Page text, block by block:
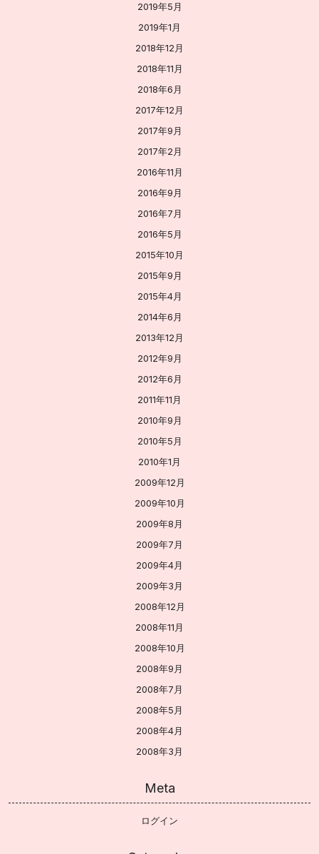
2019年5月
2019年1月
2018年12月
2018年11月
2018年6月
2017年12月
2017年9月
2017年2月
2016年11月
2016年9月
2016年7月
2016年5月
2015年10月
2015年9月
2015年4月
2014年6月
2013年12月
2012年9月
2012年6月
2011年11月
2010年9月
2010年5月
2010年1月
2009年12月
2009年10月
2009年8月
2009年7月
2009年4月
2009年3月
2008年12月
2008年11月
2008年10月
2008年9月
2008年7月
2008年5月
2008年4月
2008年3月
Meta
ログイン